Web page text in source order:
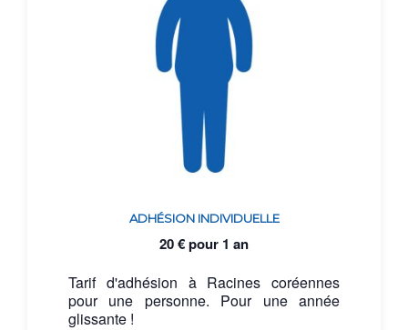
ADHÉSION INDIVIDUELLE
20€pour 1 an
Tarif d'adhésion à Racines coréennes
pour une personne. Pour une année
glissante !